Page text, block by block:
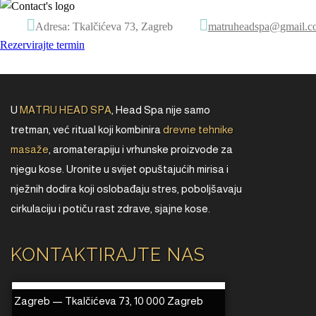
Adresa: Tkalčićeva 73, Zagreb
Rezervirajte termin
U MATRU HEAD SPA , Head Spa nije samo
tretman, već ritual koji kombinira drevne tehnike
masaže , aromaterapiju i vrhunske proizvode za
njegu kose. Uronite u svijet opuštajućih mirisa i
nježnih dodira koji oslobađaju stres, poboljšavaju
cirkulaciju i potiču rast zdrave, sjajne kose.
KONTAKTIRAJTE NAS
Zagreb — Tkalčićeva 73, 10 000 Zagreb